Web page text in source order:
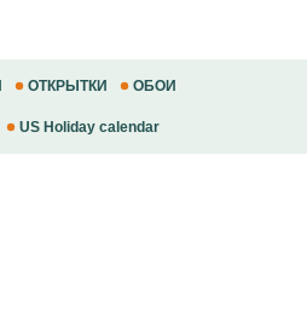
ОТКРЫТКИ ОБОИ
US Holiday calendar